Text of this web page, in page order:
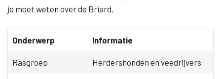
je moet weten over de Briard.
Onderwerp Informatie
Rasgroep Herdershonden en veedrijvers